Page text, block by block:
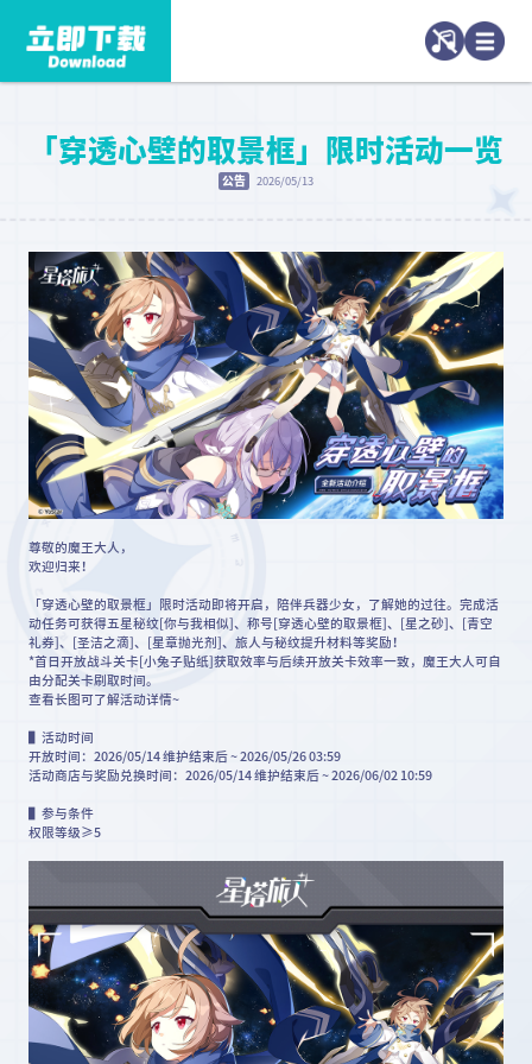
「穿透心壁的取景框」限时活动一览
公告 2026/05/13
尊敬的魔王大人，
欢迎归来！
「穿透心壁的取景框」限时活动即将开启，陪伴兵器少女，了解她的过往。完成活
动任务可获得五星秘纹[你与我相似]、称号[穿透心壁的取景框]、[星之砂]、[青空
礼券]、[圣洁之滴]、[星章抛光剂]、旅人与秘纹提升材料等奖励！
*首日开放战斗关卡[小兔子贴纸]获取效率与后续开放关卡效率一致，魔王大人可自
由分配关卡刷取时间。
查看长图可了解活动详情~
▌活动时间
开放时间：2026/05/14 维护结束后 ~ 2026/05/26 03:59
活动商店与奖励兑换时间：2026/05/14 维护结束后 ~ 2026/06/02 10:59
▌参与条件
权限等级≥5